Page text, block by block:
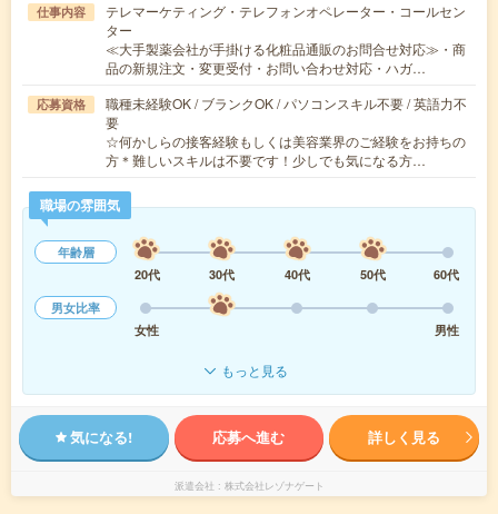
仕事内容
テレマーケティング・テレフォンオペレーター・コールセン
ター
≪大手製薬会社が手掛ける化粧品通販のお問合せ対応≫・商
品の新規注文・変更受付・お問い合わせ対応・ハガ…
応募資格
職種未経験OK / ブランクOK / パソコンスキル不要 / 英語力不
要
☆何かしらの接客経験もしくは美容業界のご経験をお持ちの
方＊難しいスキルは不要です！少しでも気になる方…
職場の雰囲気
年齢層
20代
30代 40代 50代
60代
男女比率
女性
男性
もっと見る
気になる! 応募へ進む 詳しく見る
派遣会社 株式会社レゾナゲート